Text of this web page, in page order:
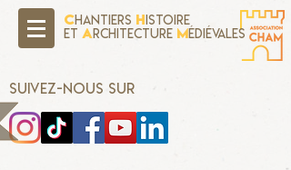
Chantiers Histoire
Et Architecture Médiévales
SUIVEZ-NOUS SUR